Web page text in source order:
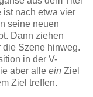
ist nach etwa vier
seine neuen
Dann ziehen
die Szene hinweg.
in der V-
aber alle ein Ziel
Ziel treffen.